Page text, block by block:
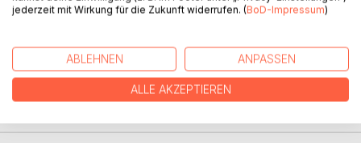
inspired by Hannibal, Missouri, where Twain lived as a boy.
with his friend, Huckleberry Finn.
Originally a commercial failure, the book ended up being
the best selling of any of Twain's works during his lifetime.
jederzeit mit Wirkung für die Zukunft widerrufen. (BoD-Impressum)
ABLEHNEN ANPASSEN
ALLE AKZEPTIEREN